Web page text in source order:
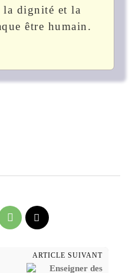
dignité et la
être humain.
ARTICLE SUIVANT